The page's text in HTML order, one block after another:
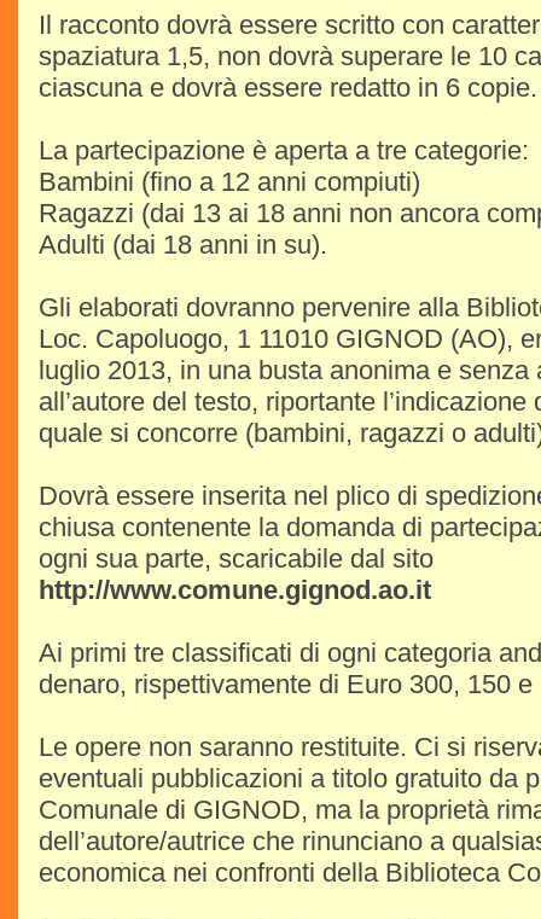
Il racconto dovrà essere scritto con
spaziatura 1,5, non dovrà superare le 10
ciascuna e dovrà essere redatto in 6 copie.
La partecipazione è aperta a tre categorie:
Bambini (fino a 12 anni compiuti)
Ragazzi (dai 13 ai 18 anni non ancora
Adulti (dai 18 anni in su).
Gli elaborati dovranno pervenire alla
Loc. Capoluogo, 1 11010 GIGNOD (AO),
luglio 2013, in una busta anonima e senza
all’autore del testo, riportante
quale si concorre (bambini, ragazzi o
Dovrà essere inserita nel plico di
chiusa contenente la domanda di
ogni sua parte, scaricabile dal sito
http://www.comune.gignod.ao.it
Ai primi tre classificati di ogni categoria
denaro, rispettivamente di Euro 300, 150 e
Le opere non saranno restituite. Ci si
eventuali pubblicazioni a titolo gratuito da
Comunale di GIGNOD, ma la proprietà
dell’autore/autrice che rinunciano a
economica nei confronti della Biblioteca